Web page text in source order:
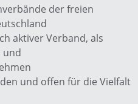
der freien
aktiver Verband, als
und
und offen für die Vielfalt